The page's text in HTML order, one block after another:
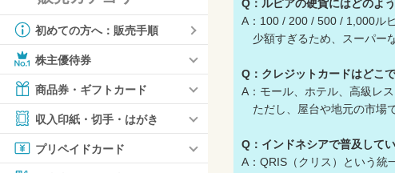
初めての方へ：販売手順
株主優待券
商品券・ギフトカード
収入印紙・切手・はがき
プリペイドカード
Q：ルピアの硬貨にはどのよ
A：100 / 200 / 500 / 1,000ル
少額すぎるため、スーパー
Q：クレジットカードはどこ
A：モール、ホテル、高級レ
ただし、屋台や地元の市場
Q：インドネシアで普及して
A：QRIS（クリス）という統